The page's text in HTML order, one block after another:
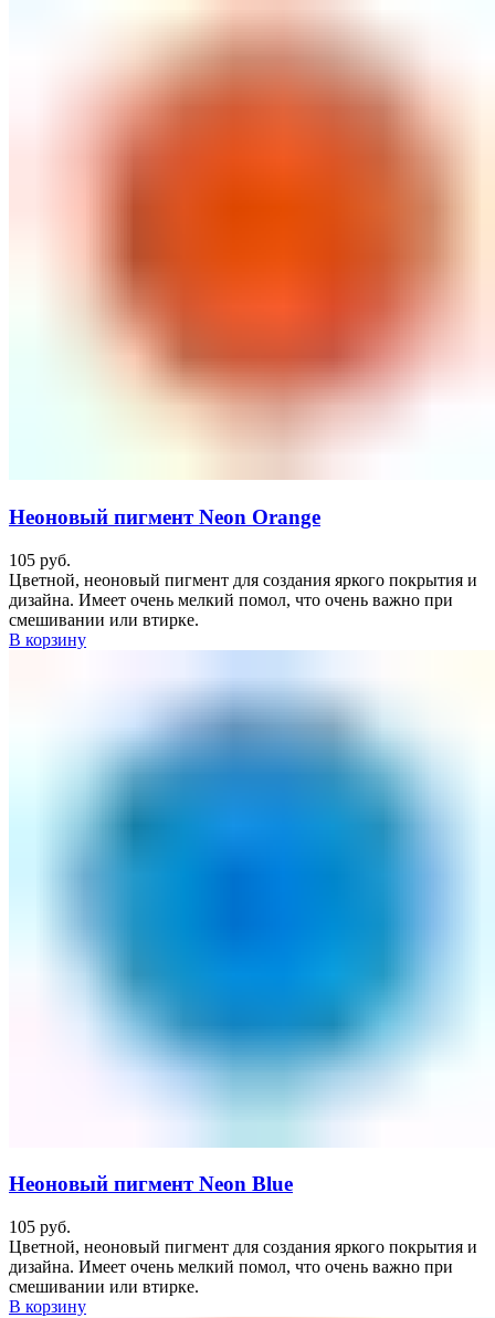
Неоновый пигмент Neon Orange
105 руб.
Цветной, неоновый пигмент для создания яркого покрытия и
дизайна. Имеет очень мелкий помол, что очень важно при
смешивании или втирке.
В корзину
Неоновый пигмент Neon Blue
105 руб.
Цветной, неоновый пигмент для создания яркого покрытия и
дизайна. Имеет очень мелкий помол, что очень важно при
смешивании или втирке.
В корзину